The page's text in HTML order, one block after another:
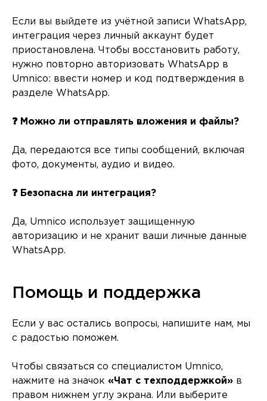
Если вы выйдете из учётной записи WhatsApp,
интеграция через личный аккаунт будет
приостановлена. Чтобы восстановить работу,
нужно повторно авторизовать WhatsApp в
Umnico: ввести номер и код подтверждения в
разделе WhatsApp.
❓ Можно ли отправлять вложения и файлы?
Да, передаются все типы сообщений, включая
фото, документы, аудио и видео.
❓ Безопасна ли интеграция?
Да, Umnico использует защищенную
авторизацию и не хранит ваши личные данные
WhatsApp.
Помощь и поддержка
Если у вас остались вопросы, напишите нам, мы
с радостью поможем.
Чтобы связаться со специалистом Umnico,
нажмите на значок «Чат с техподдержкой» в
правом нижнем углу экрана. Или выберите